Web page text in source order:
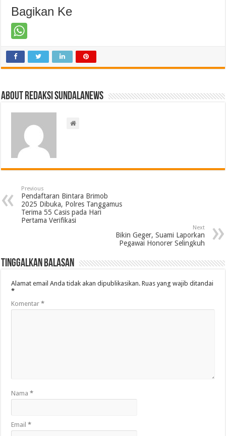
Bagikan Ke
About Redaksi Sundalanews
Previous
Pendaftaran Bintara Brimob
2025 Dibuka, Polres Tanggamus
Terima 55 Casis pada Hari
Pertama Verifikasi
Next
Bikin Geger, Suami Laporkan
Pegawai Honorer Selingkuh
Tinggalkan Balasan
Alamat email Anda tidak akan dipublikasikan. Ruas yang wajib ditandai
*
Komentar*
Nama*
Email*